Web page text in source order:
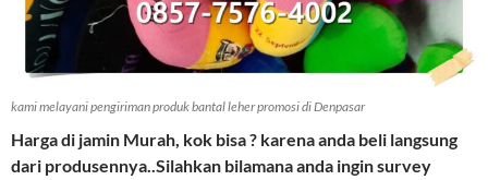
kami melayani pengiriman produk bantal leher promosi di Denpasar
Harga di jamin Murah, kok bisa ? karena anda beli langsung
dari produsennya..Silahkan bilamana anda ingin survey